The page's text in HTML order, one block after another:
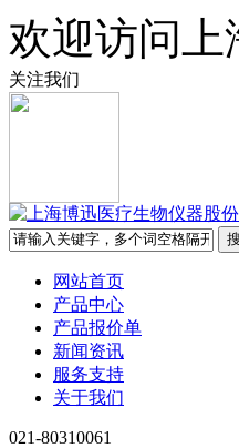
欢迎访问
关注我们
网站首页
产品中心
产品报价单
新闻资讯
服务支持
关于我们
021-80310061